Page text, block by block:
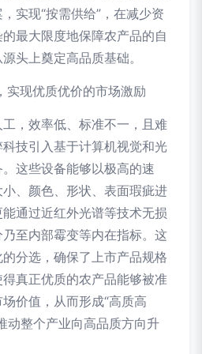
实现“按需供给”，在减少资
最大限度地保障农产品的自
头上奠定高品质基础。
实现优质优价的市场激励
，效率低、标准不一，且难
技引入基于计算机视觉和光
这些设备能够以极高的速
、颜色、形状、表面瑕疵进
通过近红外光谱等技术无损
至内部霉变等内在指标。这
分选，确保了上市产品规格
真正优质的农产品能够被准
价值，从而形成“高质高
动整个产业向高品质方向升